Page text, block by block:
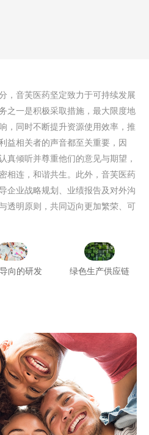
，音芙医药坚定致力于可持续发展
之一是积极采取措施，最大限度地
，同时不断提升资源使用效率，推
益相关者的声音都至关重要，因
真倾听并尊重他们的意见与期望，
相连，和谐共生。此外，音芙医药
企业战略规划、业绩报告及对外沟
透明原则，共同迈向更加繁荣、可
向的研发 绿色生产供应链